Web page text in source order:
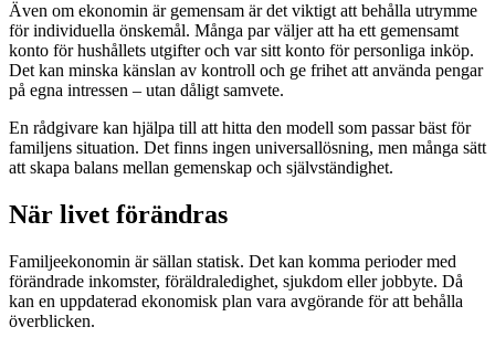
Även om ekonomin är gemensam är det viktigt att behålla utrymme
för individuella önskemål. Många par väljer att ha ett gemensamt
konto för hushållets utgifter och var sitt konto för personliga inköp.
Det kan minska känslan av kontroll och ge frihet att använda pengar
på egna intressen – utan dåligt samvete.
En rådgivare kan hjälpa till att hitta den modell som passar bäst för
familjens situation. Det finns ingen universallösning, men många sätt
att skapa balans mellan gemenskap och självständighet.
När livet förändras
Familjeekonomin är sällan statisk. Det kan komma perioder med
förändrade inkomster, föräldraledighet, sjukdom eller jobbyte. Då
kan en uppdaterad ekonomisk plan vara avgörande för att behålla
överblicken.